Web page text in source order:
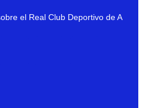
el Real Club Deportivo de A